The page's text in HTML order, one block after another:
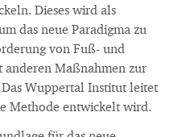
Dieses wird als
das neue Paradigma zu
von Fuß- und
anderen Maßnahmen zur
Wuppertal Institut leitet
Methode entwickelt wird.